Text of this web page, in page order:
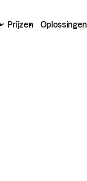
Prijzen Oplossingen